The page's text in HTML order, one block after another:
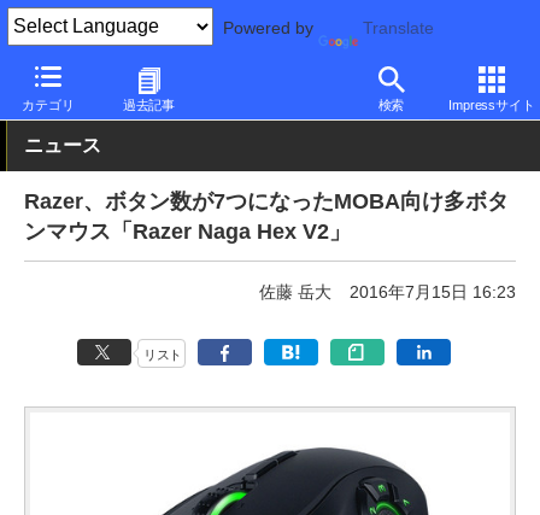
Powered by Translate
カテゴリ 過去記事 検索 Impressサイト
PC Watch 半導体/周辺機器 ゲーミング
ニュース
Razer、ボタン数が7つになったMOBA向け多ボタ
ンマウス「Razer Naga Hex V2」
佐藤 岳大 2016年7月15日 16:23
リスト